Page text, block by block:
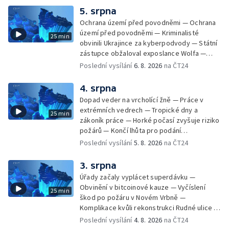
Kempování v horkém počasí — Výběr ze
sociálních sítí Události Ostrava — Zkoumání
horka na zastávkách MHD — Promítání filmu
Odyssea z 35 mm pásu
25 min
5. srpna
Ochrana území před povodněmi — Ochrana
území před povodněmi — Kriminalisté
obvinili Ukrajince za kyberpodvody — Státní
zástupce obžaloval exposlance Wolfa —
Péče o hospodářská zvířata ve vedrech —
depozitu Vlastivědného muzea Olomouc —
Zakládání nových dětských skupin — Výběr
ze sociálních sítí Události Ostrava — Tresty
pro fotbalisty za korupci — Po stopách
Gebharda Blüchera
Poslední vysílání6. 8. 2026 na ČT24
25 min
4. srpna
Dopad veder na vrcholící žně — Práce v
extrémních vedrech — Tropické dny a
zákoník práce — Horké počasí zvyšuje riziko
požárů — Končí lhůta pro podání
kandidátních listin — Končí lhůta pro podání
rozsudek v lihové kauze — Výročí
zavraždění Václava III. v Olomouci — Těžba
unikátní rašeliny pro lázně v Karlově
Studánce — Výběr ze sociálních sítí ČT —
Nový program pro léčbu obezity —
Olomoucké (nejen) shakespearovské léto
Poslední vysílání5. 8. 2026 na ČT24
25 min
3. srpna
Úřady začaly vyplácet superdávku —
Obvinění v bitcoinové kauze — Vyčíslení
škod po požáru v Novém Vrbně —
Komplikace kvůli rekonstrukci Rudné ulice —
Nárůst zájmu o klimatizace — Výluka vlaků
Poslední vysílání4. 8. 2026 na ČT24